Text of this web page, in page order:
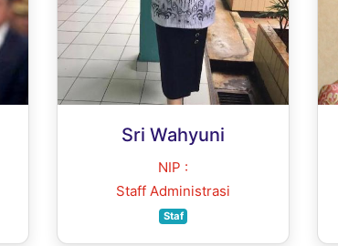
Sri Wahyuni
NIP :
Staff Administrasi
Staf